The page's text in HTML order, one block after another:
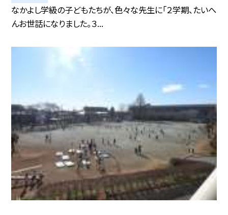
なかよし学級の子どもたちが、色々な先生に「２学期、たいへ
んお世話になりました。３...